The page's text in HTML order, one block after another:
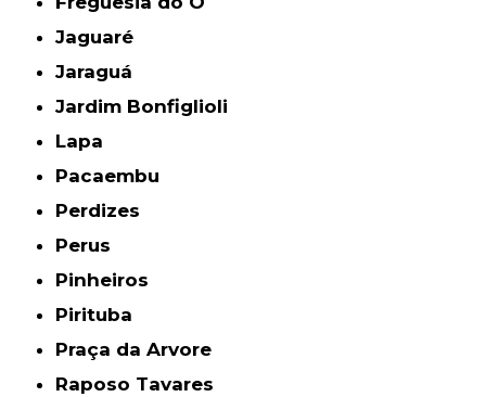
Jaguaré
Jaraguá
Jardim Bonfiglioli
Lapa
Pacaembu
Perdizes
Perus
Pinheiros
Pirituba
Praça da Arvore
Raposo Tavares